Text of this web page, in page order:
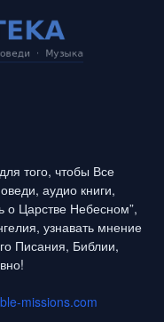
того, чтобы Все
аудио книги,
о Царстве Небесном”,
узнавать мнение
Писания, Библии,
missions.com